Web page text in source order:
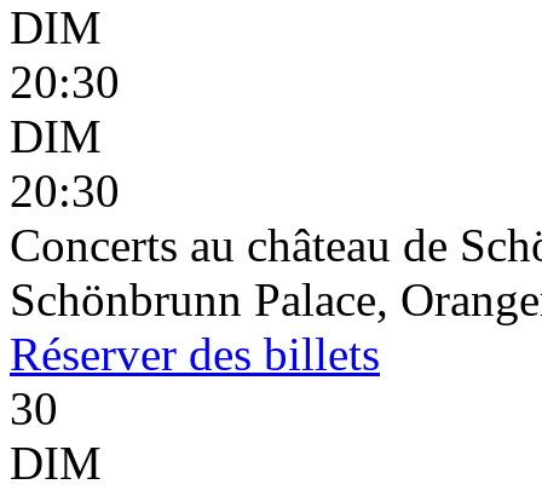
DIM
20:30
DIM
20:30
Concerts au château de
Schönbrunn Palace,
Réserver des billets
30
DIM